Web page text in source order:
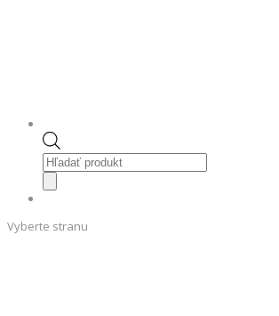
Products
search
Vyberte stranu